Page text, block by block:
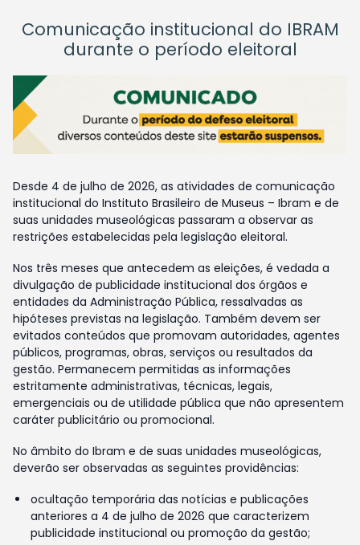
Comunicação institucional do IBRAM
durante o período eleitoral
Desde 4 de julho de 2026, as atividades de comunicação
institucional do Instituto Brasileiro de Museus – Ibram e de
suas unidades museológicas passaram a observar as
restrições estabelecidas pela legislação eleitoral.
Nos três meses que antecedem as eleições, é vedada a
divulgação de publicidade institucional dos órgãos e
entidades da Administração Pública, ressalvadas as
hipóteses previstas na legislação. Também devem ser
evitados conteúdos que promovam autoridades, agentes
públicos, programas, obras, serviços ou resultados da
gestão. Permanecem permitidas as informações
estritamente administrativas, técnicas, legais,
emergenciais ou de utilidade pública que não apresentem
caráter publicitário ou promocional.
No âmbito do Ibram e de suas unidades museológicas,
deverão ser observadas as seguintes providências:
ocultação temporária das notícias e publicações
anteriores a 4 de julho de 2026 que caracterizem
publicidade institucional ou promoção da gestão;